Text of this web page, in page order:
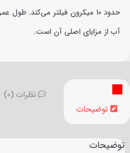
حدود ۱۰ میکرون فیلتر می‌کند.
آب از مزایای اصلی آن است.
توضیحات
نظرات (0)
توضیحات